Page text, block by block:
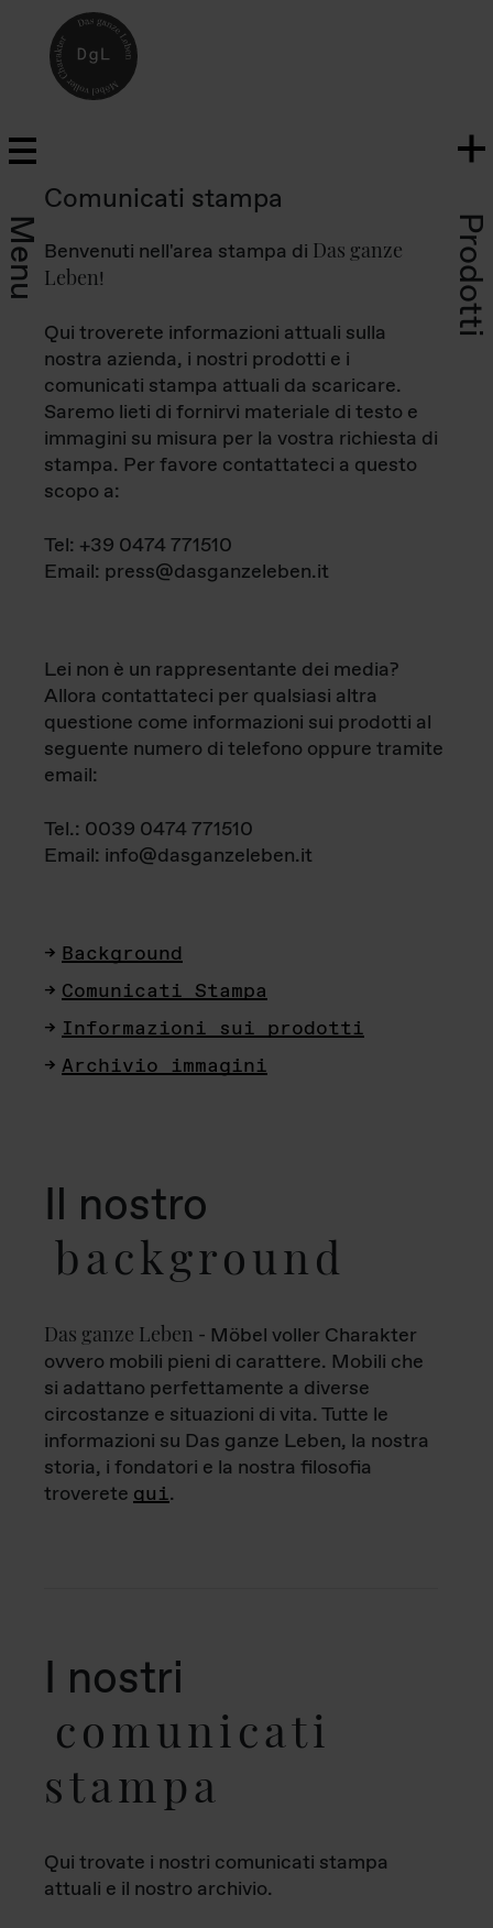
Menu Prodotti
Comunicati stampa
Benvenuti nell'area stampa di Das ganze
Leben!
Qui troverete informazioni attuali sulla
nostra azienda, i nostri prodotti e i
comunicati stampa attuali da scaricare.
Saremo lieti di fornirvi materiale di testo e
immagini su misura per la vostra richiesta di
stampa. Per favore contattateci a questo
scopo a:
Tel: +39 0474 771510
Email: press@dasganzeleben.it
Lei non è un rappresentante dei media?
Allora contattateci per qualsiasi altra
questione come informazioni sui prodotti al
seguente numero di telefono oppure tramite
email:
Tel.: 0039 0474 771510
Email: info@dasganzeleben.it
Background
Comunicati Stampa
Informazioni sui prodotti
Archivio immagini
Il nostro
background
Das ganze Leben - Möbel voller Charakter
ovvero mobili pieni di carattere. Mobili che
si adattano perfettamente a diverse
circostanze e situazioni di vita. Tutte le
informazioni su Das ganze Leben, la nostra
storia, i fondatori e la nostra filosofia
troverete qui.
I nostri
comunicati
stampa
Qui trovate i nostri comunicati stampa
attuali e il nostro archivio.